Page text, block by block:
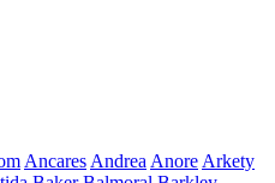
Ancares Andrea Anore Arkety